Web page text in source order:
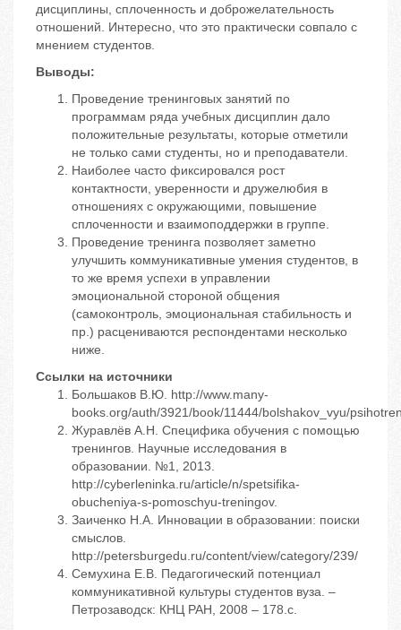
дисциплины, сплоченность и доброжелательность
отношений. Интересно, что это практически совпало с
мнением студентов.
Выводы:
Проведение тренинговых занятий по
программам ряда учебных дисциплин дало
положительные результаты, которые отметили
не только сами студенты, но и преподаватели.
Наиболее часто фиксировался рост
контактности, уверенности и дружелюбия в
отношениях с окружающими, повышение
сплоченности и взаимоподдержки в группе.
Проведение тренинга позволяет заметно
улучшить коммуникативные умения студентов, в
то же время успехи в управлении
эмоциональной стороной общения
(самоконтроль, эмоциональная стабильность и
пр.) расцениваются респондентами несколько
ниже.
Ссылки на источники
Большаков В.Ю. http://www.many-
books.org/auth/3921/book/11444/bolshakov_vyu/
Журавлёв А.Н. Специфика обучения с помощью
тренингов. Научные исследования в
образовании. №1, 2013.
http://cyberleninka.ru/article/n/spetsifika-
obucheniya-s-pomoschyu-treningov.
Заиченко Н.А. Инновации в образовании: поиски
смыслов.
http://petersburgedu.ru/content/view/category/239/
Семухина Е.В. Педагогический потенциал
коммуникативной культуры студентов вуза. –
Петрозаводск: КНЦ РАН, 2008 – 178.с.